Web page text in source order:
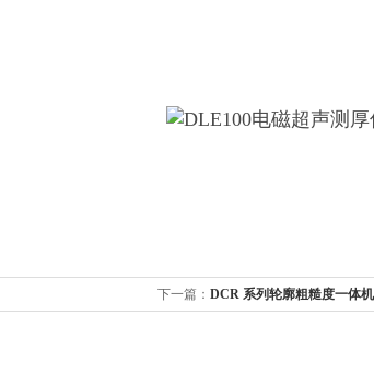
下一篇： DCR 系列轮廓粗糙度一体机